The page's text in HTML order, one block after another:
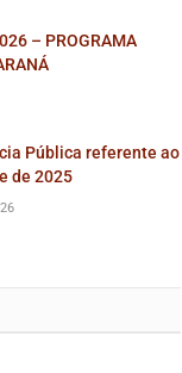
– PROGRAMA
Pública referente ao
de 2025